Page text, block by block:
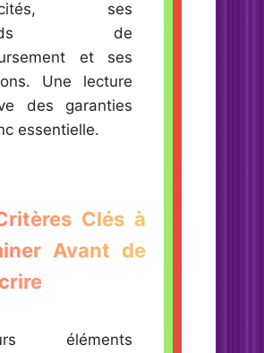
ses
de
et ses
Une lecture
des garanties
essentielle.
Clés à
Avant de
éléments